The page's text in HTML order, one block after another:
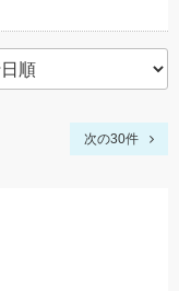
次の30件